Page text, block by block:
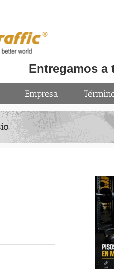
Entregamos a
Empresa